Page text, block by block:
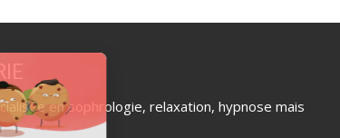
en sophrologie, relaxation, hypnose mais